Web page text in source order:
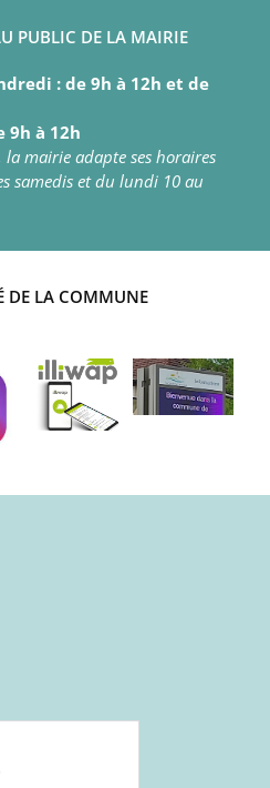
PUBLIC DE LA MAIRIE
: de 9h à 12h et de
9h à 12h
la mairie adapte ses horaires
samedis et du lundi 10 au
DE LA COMMUNE